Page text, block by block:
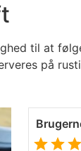
til at
på